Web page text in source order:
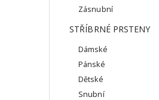
Zásnubní
STŘÍBRNÉ PRSTENY
Dámské
Pánské
Dětské
Snubní